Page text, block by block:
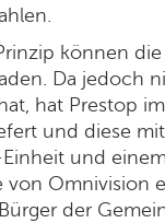
können
Da jedoch
hat Prestop
und diese
und
von Omnivision
der